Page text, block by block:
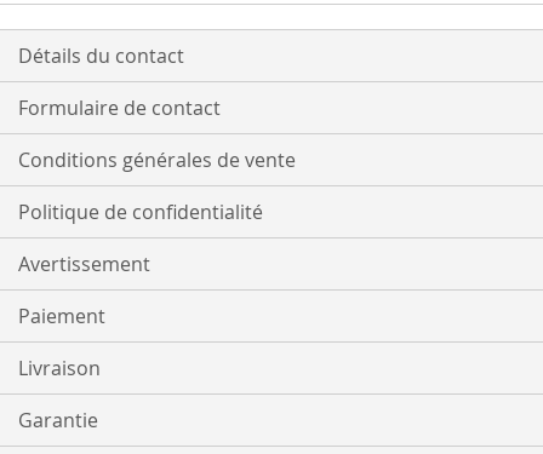
D’ENVIE
D’ENVIE
Détails du contact
Formulaire de contact
Conditions générales de vente
Politique de confidentialité
Avertissement
Paiement
Livraison
Garantie